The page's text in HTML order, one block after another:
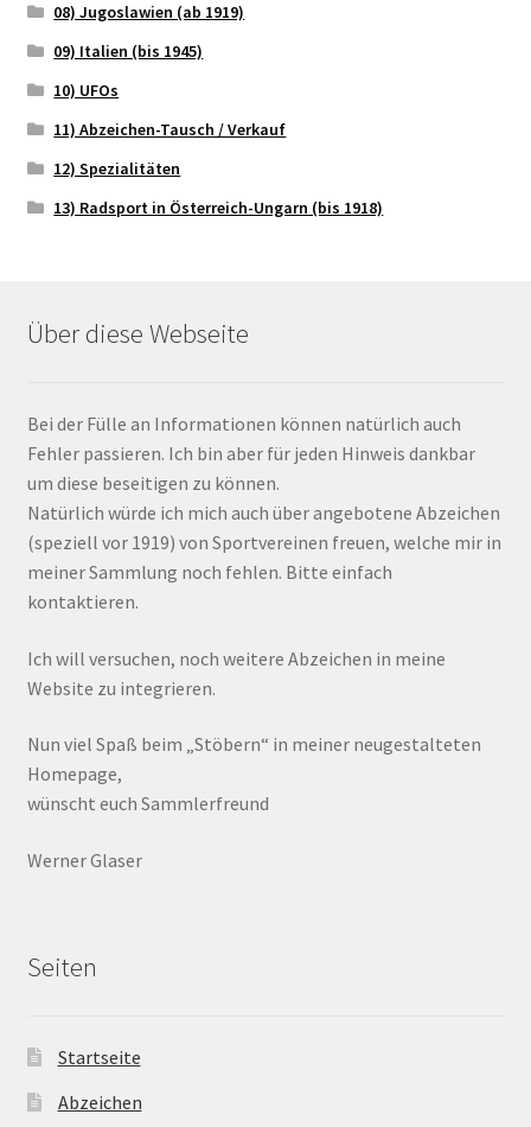
08) Jugoslawien (ab 1919)
09) Italien (bis 1945)
10) UFOs
11) Abzeichen-Tausch / Verkauf
12) Spezialitäten
13) Radsport in Österreich-Ungarn (bis 1918)
Über diese Webseite
Bei der Fülle an Informationen können natürlich auch
Fehler passieren. Ich bin aber für jeden Hinweis dankbar
um diese beseitigen zu können.
Natürlich würde ich mich auch über angebotene Abzeichen
(speziell vor 1919) von Sportvereinen freuen, welche mir in
meiner Sammlung noch fehlen. Bitte einfach
kontaktieren.
Ich will versuchen, noch weitere Abzeichen in meine
Website zu integrieren.
Nun viel Spaß beim „Stöbern“ in meiner neugestalteten
Homepage,
wünscht euch Sammlerfreund
Werner Glaser
Seiten
Startseite
Abzeichen